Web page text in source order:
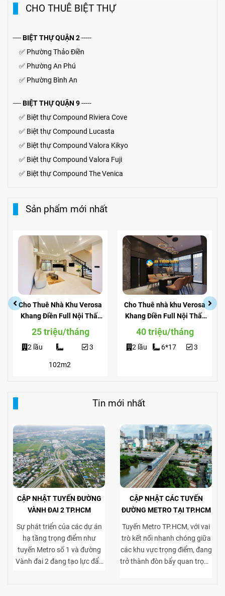
CHO THUÊ BIỆT THỰ
----BIỆT THỰ QUẬN 2-----
✅ Phường Thảo Điền
✅ Phường An Phú
✅ Phường Bình An
----BIỆT THỰ QUẬN 9-----
✅ Biệt thự Compound Riviera Cove
✅ Biệt thựCompound Lucasta
✅ Biệt thựCompound Valora Kikyo
✅ Biệt thự Compound Valora Fuji
✅ Biệt thự Compound The Venica
Sản phẩm mới nhất
Cho Thuê nhà khu Verosa
Khang Điền Full Nội Thất
View Công Viên
40 triệu/tháng
2 lầu 6*17 3
Cho Thuê Nhà Mặt Tiền
Đường Liên Phường Quận
9 Căn Góc Làm Văn Phòng
55 triệu / tháng
2 lầu Suốt
Tin mới nhất
CẬP NHẬT TUYẾN ĐƯỜNG
VÀNH ĐAI 2 TP.HCM
Sự phát triển của các dự án
hạ tầng trọng điểm như
tuyến Metro số 1 và đường
Vành đai 2 đang tạo lực đẩy
CẬP NHẬT CÁC TUYẾN
ĐƯỜNG METRO TẠI TP.HCM
Tuyến Metro TP.HCM, với vai
trò kết nối nhanh chóng giữa
các khu vực trọng điểm, đang
trở thành đòn bẩy quan trọng